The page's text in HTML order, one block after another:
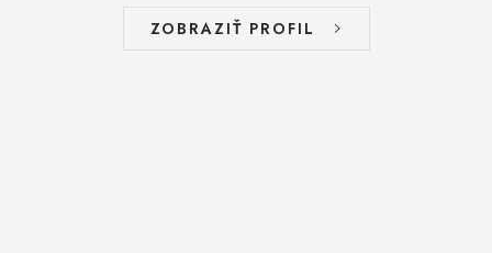
ZOBRAZIŤ PROFIL